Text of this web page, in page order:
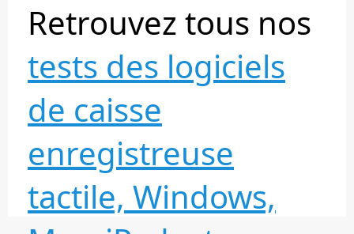
Retrouvez tous nos
tests des logiciels
de caisse
enregistreuse
tactile, Windows,